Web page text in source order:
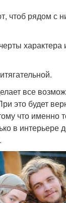
чтоб рядом с
характера
все
это будет
что именно
в интерьере